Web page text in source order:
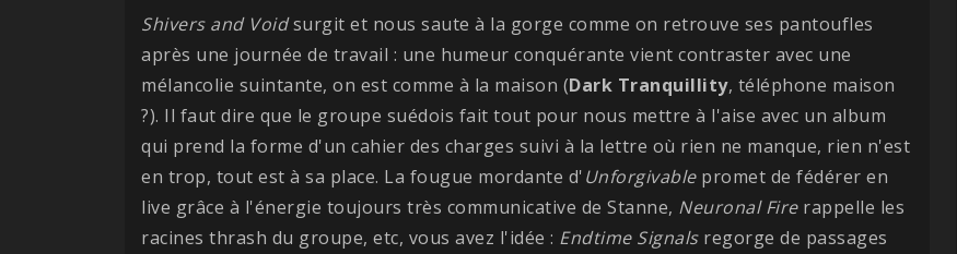
Shivers and Voidsurgit et nous saute à la gorge comme on retrouve ses pantoufles
après une journée de travail : une humeur conquérante vient contraster avec une
mélancolie suintante, on est comme à la maison (Dark Tranquillity, téléphone maison
?). Il faut dire que le groupe suédois fait tout pour nous mettre à l'aise avec un album
qui prend la forme d'un cahier des charges suivi à la lettre où rien ne manque, rien n'est
en trop, tout est à sa place. La fougue mordante d'Unforgivablepromet de fédérer en
live grâce à l'énergie toujours très communicative de Stanne, Neuronal Firerappelle les
racines thrash du groupe, etc, vous avez l'idée : Endtime Signalsregorge de passages